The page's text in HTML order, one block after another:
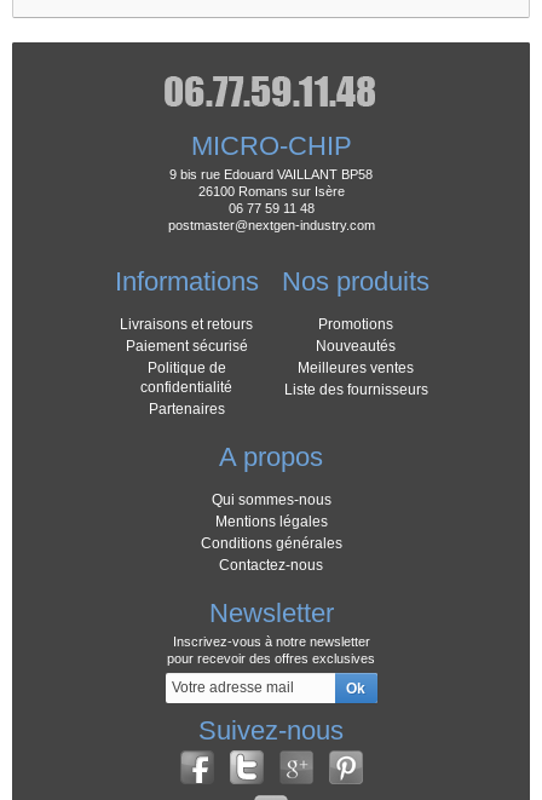
MICRO-CHIP
9 bis rue Edouard VAILLANT BP58
26100 Romans sur Isère
06 77 59 11 48
postmaster@nextgen-industry.com
Informations
Livraisons et retours
Paiement sécurisé
Politique de
confidentialité
Partenaires
Nos produits
Promotions
Nouveautés
Meilleures ventes
Liste des fournisseurs
A propos
Qui sommes-nous
Mentions légales
Conditions générales
Contactez-nous
Newsletter
Inscrivez-vous à notre newsletter
pour recevoir des offres exclusives
Suivez-nous